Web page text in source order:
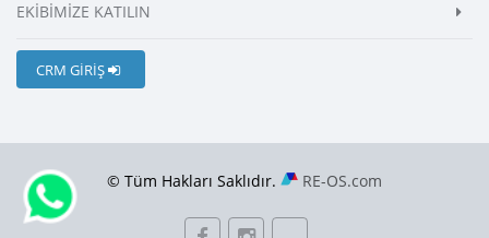
EKİBİMİZE KATILIN
CRM GİRİŞ
© Tüm Hakları Saklıdır. RE-OS.com